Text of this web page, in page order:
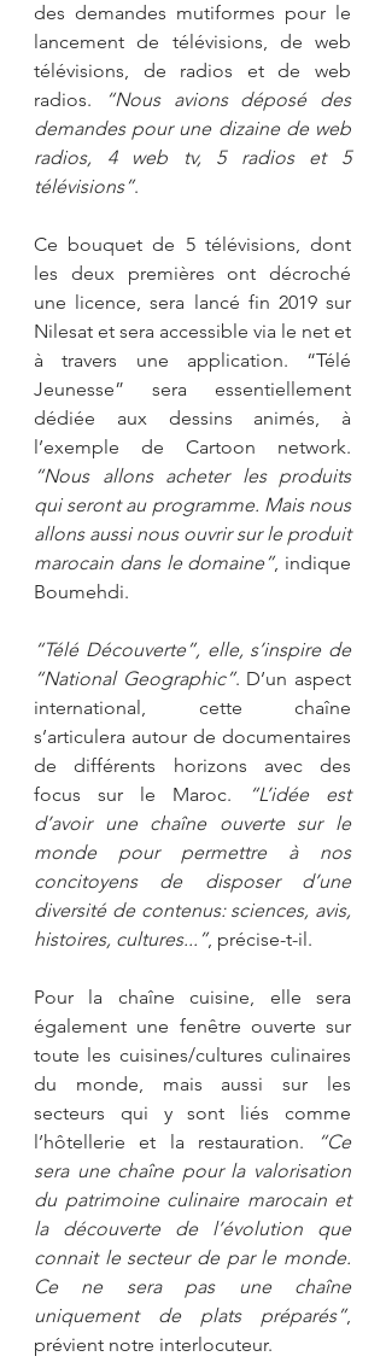
des demandes mutiformes pour le
lancement de télévisions, de web
télévisions, de radios et de web
radios.
“Nous avions déposé des
demandes pour une dizaine de web
radios, 4 web tv, 5 radios et 5
télévisions”.
Ce bouquet de 5 télévisions, dont
les deux premières ont décroché
une licence, sera lancé fin 2019 sur
Nilesat et sera accessible via le net et
à travers une application. “Télé
Jeunesse” sera essentiellement
dédiée aux dessins animés, à
“Nous allons acheter les produits
qui seront au programme. Mais nous
allons aussi nous ouvrir sur le produit
marocain dans le domaine”, indique
Boumehdi.
“Télé Découverte”, elle, s’inspire de
“National Geographic”. D’un aspect
international, cette chaîne
s’articulera autour de documentaires
de différents horizons avec des
focus sur le Maroc.
“L’idée est
d’avoir une chaîne ouverte sur le
monde pour permettre à nos
concitoyens de disposer d’une
diversité de contenus: sciences, avis,
histoires, cultures...”, précise-t-il.
Pour la chaîne cuisine, elle sera
également une fenêtre ouverte sur
toute les cuisines/cultures culinaires
du monde, mais aussi sur les
secteurs qui y sont liés comme
l’hôtellerie et la restauration.
“Ce
sera une chaîne pour la valorisation
du patrimoine culinaire marocain et
la découverte de l’évolution que
connait le secteur de par le monde.
Ce ne sera pas une chaîne
uniquement de plats préparés”,
prévient notre interlocuteur.